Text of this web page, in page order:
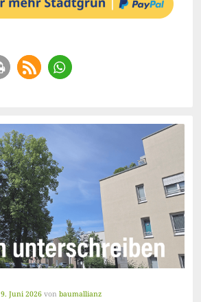
9. Juni 2026 von baumallianz